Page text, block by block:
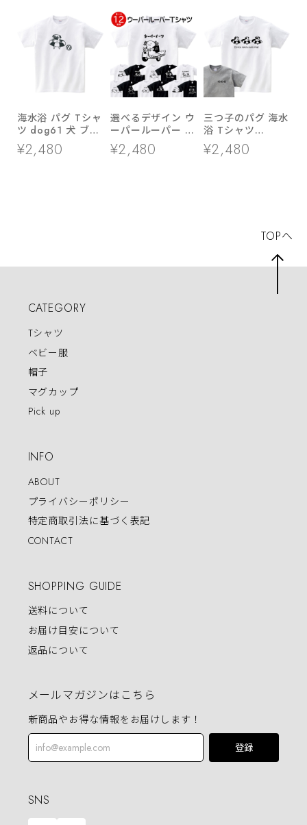
海水浴 パグ Tシャ
ツ dog61 犬 ブヒ
パグ 好き 服 ゆる
い イラスト
¥2,480
選べるデザイン ウ
ーパールーパー T
シャツ am99 両生
類 アニマル
¥2,480
三つ子のパグ 海水
浴 Tシャツ
dog86 海 夏休み
犬 ブヒ ゆるい 手
¥2,480
CATEGORY
Tシャツ
ベビー服
帽子
マグカップ
Pick up
INFO
ABOUT
プライバシーポリシー
特定商取引法に基づく表記
CONTACT
SHOPPING GUIDE
送料について
お届け目安について
返品について
メールマガジンはこちら
新商品やお得な情報をお届けします！
登録
SNS
TOPへ